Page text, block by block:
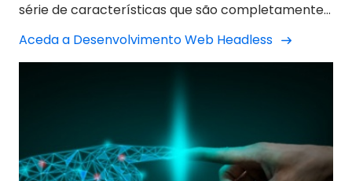
série de características que são completamente
diferentes de outros tipos de desenvolvimento
Aceda a Desenvolvimento Web Headless